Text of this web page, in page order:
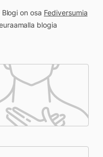
on osa Fediversumia
blogia